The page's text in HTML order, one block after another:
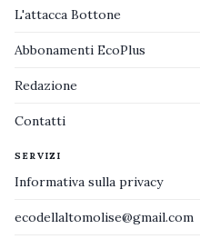
L'attacca Bottone
Abbonamenti EcoPlus
Redazione
Contatti
SERVIZI
Informativa sulla privacy
ecodellaltomolise@gmail.com